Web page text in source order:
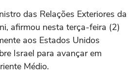
das Relações Exteriores da
afirmou nesta terça-feira (2)
aos Estados Unidos
Israel para avançar em
Médio.